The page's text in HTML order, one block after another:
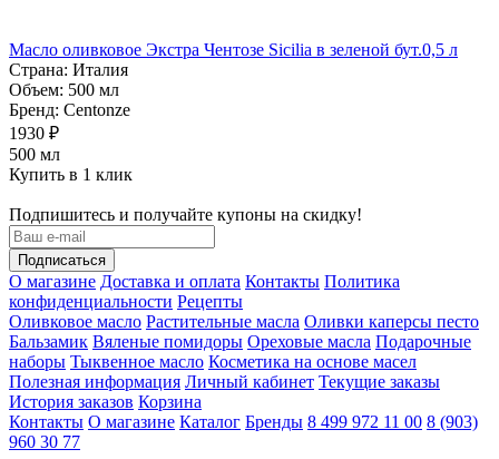
Масло оливковое Экстра Чентозе Sicilia в зеленой бут.0,5 л
Страна: Италия
Объем: 500 мл
Бренд: Centonze
1930 ₽
500 мл
Купить в 1 клик
Подпишитесь и получайте купоны на скидку!
О магазине Доставка и оплата Контакты Политика
конфиденциальности Рецепты
Оливковое масло Растительные масла Оливки каперсы песто
Бальзамик Вяленые помидоры Ореховые масла Подарочные
наборы Тыквенное масло Косметика на основе масел
Полезная информация Личный кабинет Текущие заказы
История заказов Корзина
Контакты О магазине Каталог Бренды 8 499 972 11 00 8 (903)
960 30 77